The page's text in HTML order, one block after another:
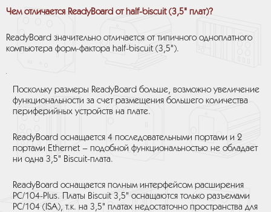
Чем отличается ReadyBoard от half-biscuit (3,5" плат)?
ReadyBoard значительно отличается от типичного одноплатного
компьютера форм-фактора half-biscuit (3,5").
Поскольку размеры ReadyBoard больше, возможно увеличение
функциональности за счет размещения большего количества
периферийных устройств на плате.
ReadyBoard оснащается 4 последовательными портами и 2
портами Ethernet – подобной функциональностью не обладает
ни одна 3,5" Biscuit-плата.
ReadyBoard оснащается полным интерфейсом расширения
PC/104-Plus. Платы Biscuit 3,5" оснащаются только разъемами
РС/104 (ISA), т.к. на 3,5" платах недостаточно пространства для